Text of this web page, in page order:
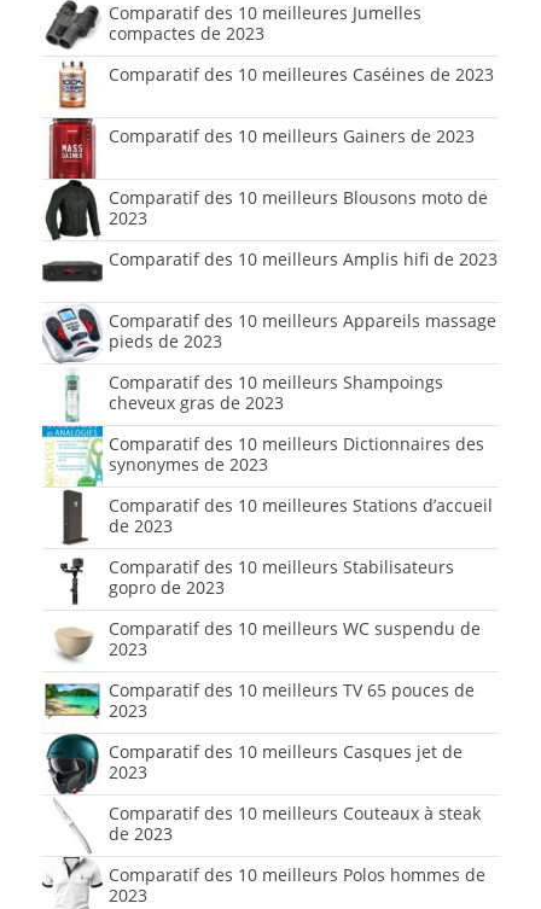
Comparatif des 10 meilleures Jumelles
compactes de 2023
Comparatif des 10 meilleures Caséines de 2023
Comparatif des 10 meilleurs Gainers de 2023
Comparatif des 10 meilleurs Blousons moto de
2023
Comparatif des 10 meilleurs Amplis hifi de 2023
Comparatif des 10 meilleurs Appareils massage
pieds de 2023
Comparatif des 10 meilleurs Shampoings
cheveux gras de 2023
Comparatif des 10 meilleurs Dictionnaires des
synonymes de 2023
Comparatif des 10 meilleures Stations d’accueil
de 2023
Comparatif des 10 meilleurs Stabilisateurs
gopro de 2023
Comparatif des 10 meilleurs WC suspendu de
2023
Comparatif des 10 meilleurs TV 65 pouces de
2023
Comparatif des 10 meilleurs Casques jet de
2023
Comparatif des 10 meilleurs Couteaux à steak
de 2023
Comparatif des 10 meilleurs Polos hommes de
2023